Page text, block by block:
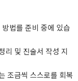
법를 준비 중에 있습
리 및 진술서 작성 지
조금씩 스스로를 회복